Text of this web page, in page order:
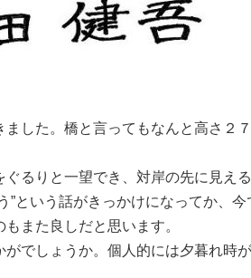
した。橋と言ってもなんと高さ２
るりと一望でき、対岸の先に見える
という話がきっかけになってか、
また良しだと思います。
でしょうか。個人的には夕暮れ時が